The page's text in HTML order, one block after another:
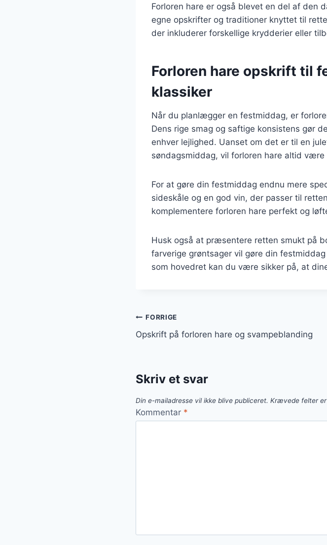
Forloren hare er også blevet en del af den
egne opskrifter og traditioner knyttet til
der inkluderer forskellige krydderier eller
Forloren hare opskrift til
klassiker
Når du planlægger en festmiddag, er
Dens rige smag og saftige konsistens gør
enhver lejlighed. Uanset om det er til en
søndagsmiddag, vil forloren hare altid være
For at gøre din festmiddag endnu mere
sideskåle og en god vin, der passer til
komplementere forloren hare perfekt og
Husk også at præsentere retten smukt på
farverige grøntsager vil gøre din
som hovedret kan du være sikker på, at
Indlægsnavigation
FORRIGE
Opskrift på forloren hare og svampeblanding
Skriv et svar
Din e-mailadresse vil ikke blive publiceret. Krævede felter
Kommentar *